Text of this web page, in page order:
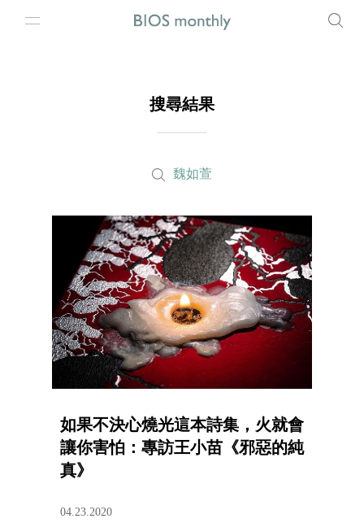
搜尋結果
魏如萱
如果不決心燒光這本詩集，火就會
讓你害怕：專訪王小苗《邪惡的純
真》
04.23.2020